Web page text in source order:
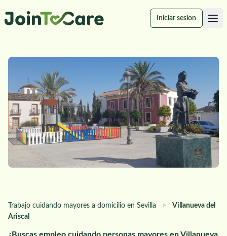
Iniciar sesion
Trabajo cuidando mayores a domicilio en Sevilla >
Villanueva del
Ariscal